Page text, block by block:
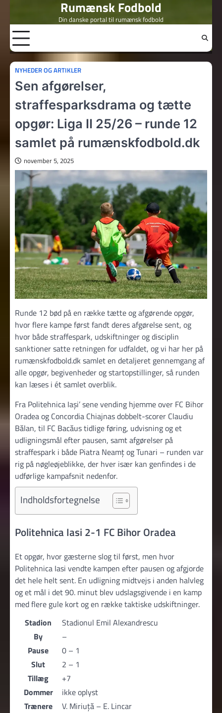
content
Rumænsk Fodbold
Din danske portal til rumænsk fodbold
NYHEDER OG ARTIKLER
Sen afgørelser,
straffesparksdrama og tætte
opgør: Liga II 25/26 – runde 12
samlet på rumænskfodbold.dk
november 5, 2025
Runde 12 bød på en række tætte og afgørende opgør,
hvor flere kampe først fandt deres afgørelse sent, og
hvor både straffespark, udskiftninger og disciplin
sanktioner satte retningen for udfaldet, og vi har her på
rumænskfodbold.dk samlet en detaljeret gennemgang af
alle opgør, begivenheder og startopstillinger, så runden
kan læses i ét samlet overblik.
Fra Politehnica Iași’ sene vending hjemme over FC Bihor
Oradea og Concordia Chiajnas dobbelt-scorer Claudiu
Bălan, til FC Bacăus tidlige føring, udvisning og et
udligningsmål efter pausen, samt afgørelser på
straffespark i både Piatra Neamț og Tunari – runden var
rig på nøgleøjeblikke, der hver især kan genfindes i de
udførlige kampafsnit nedenfor.
Indholdsfortegnelse
Politehnica Iasi 2-1 FC Bihor Oradea
Et opgør, hvor gæsterne slog til først, men hvor
Politehnica Iasi vendte kampen efter pausen og afgjorde
det hele helt sent. En udligning midtvejs i anden halvleg
og et mål i det 90. minut blev udslagsgivende i en kamp
med flere gule kort og en række taktiske udskiftninger.
Stadion
Stadionul Emil Alexandrescu
By
–
Pause
0 – 1
Slut
2 – 1
Tillæg
+7
Dommer
ikke oplyst
Trænere
V. Miriuță – E. Lincar